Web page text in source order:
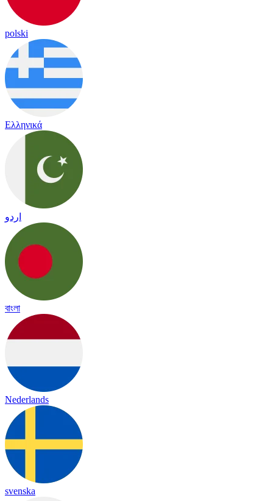
polski
Ελληνικά
اردو
বাংলা
Nederlands
svenska